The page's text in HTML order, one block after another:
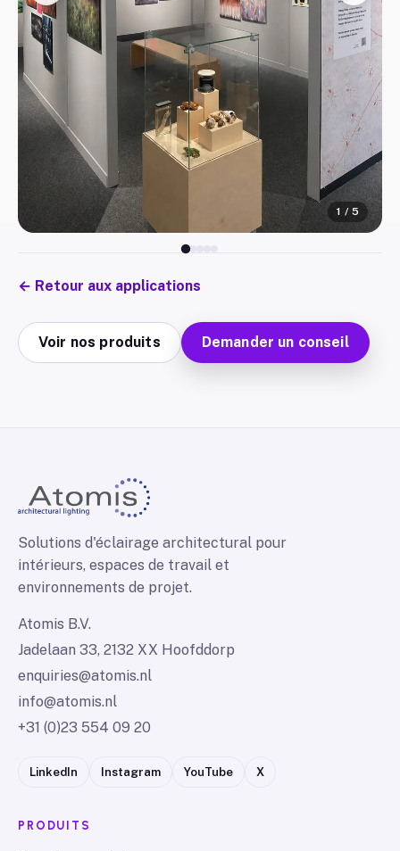
1 / 5
← Retour aux applications
Voir nos produits Demander un conseil
Solutions d'éclairage architectural pour
intérieurs, espaces de travail et
environnements de projet.
Atomis B.V.
Jadelaan 33, 2132 XX Hoofddorp
enquiries@atomis.nl
info@atomis.nl
+31 (0)23 554 09 20
LinkedIn Instagram YouTube X
PRODUITS